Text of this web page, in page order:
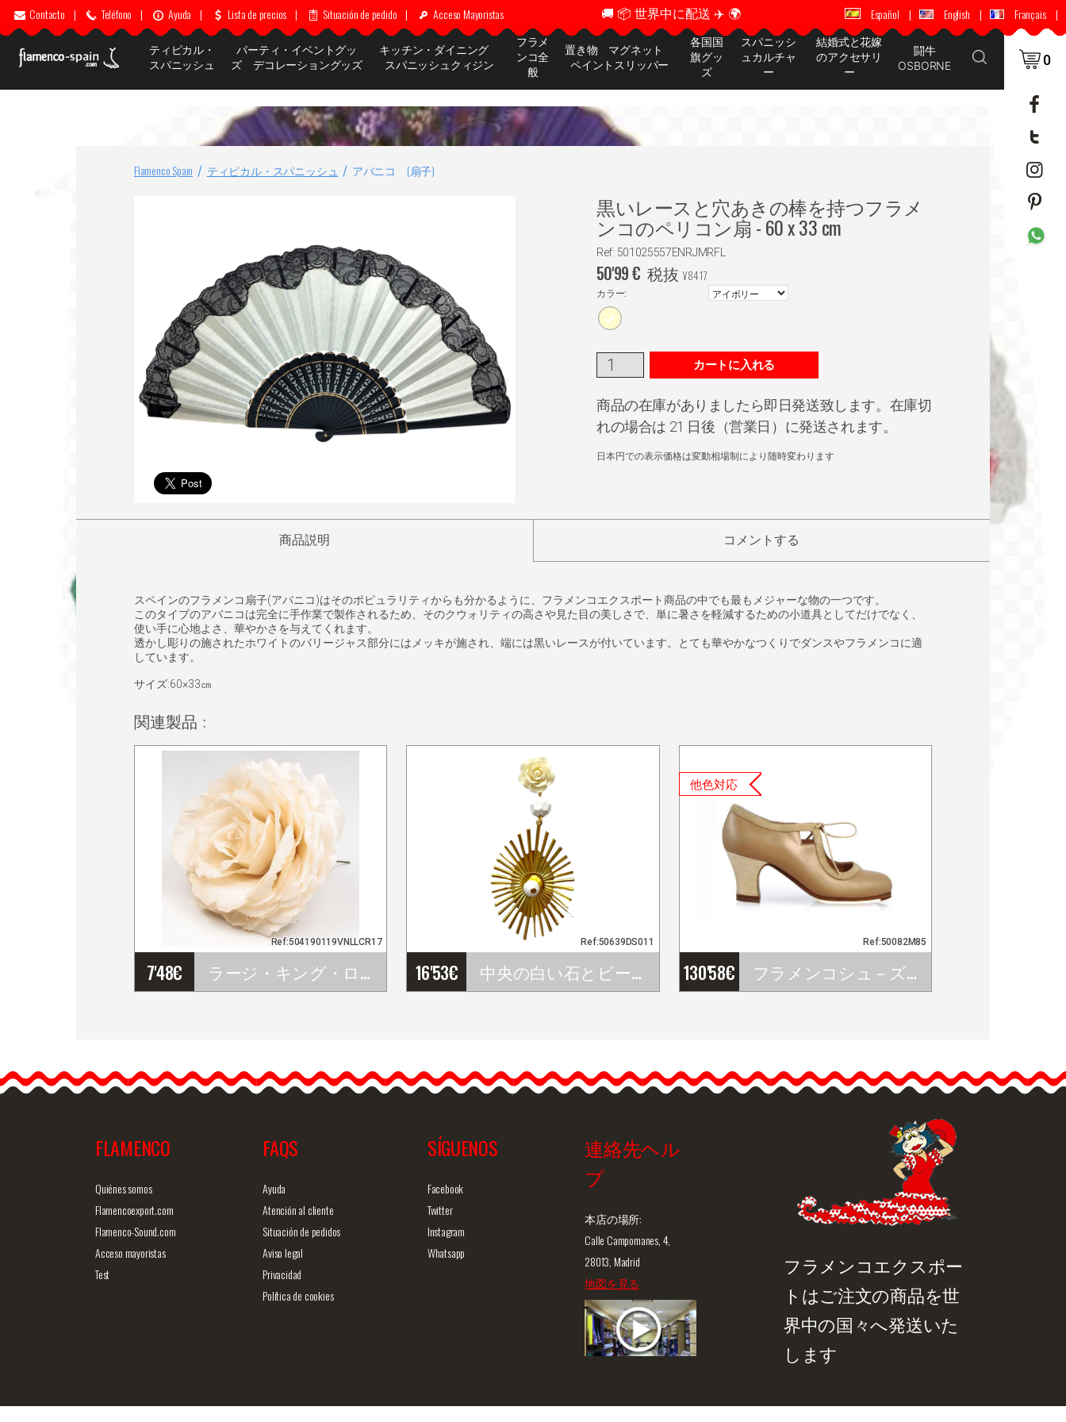
Contacto | Teléfono | Ayuda | Lista de precios | Situación de pedido | Acceso Mayoristas 🚚 📦 世界中に配送 ✈️ 🌍 🚚 📦 世界中に配送 ✈️ 🌍
Español | English | Français |
ティピカル・
スパニッシュ
パーティ・イベントグッ
ズ デコレーショングッズ
キッチン・ダイニング
スパニッシュクィジン
フラメ
ンコ全
般
置き物 マグネット
ペイントスリッパー
各国国
旗グッ
ズ
スパニッシ
ュカルチャ
ー
結婚式と花嫁
のアクセサリ
ー
闘牛
OSBORNE
0
Flamenco Spain ティピカル・スパニッシュ アバニコ (扇子)
黒いレースと穴あきの棒を持つフラメ
ンコのペリコン扇 - 60 x 33 cm
Ref: 501025557ENRJMRFL
50'99€ 税抜 ¥8417
カラー:
カートに入れる
商品の在庫がありましたら即日発送致します。在庫切
れの場合は 21 日後（営業日）に発送されます。
日本円での表示価格は変動相場制により随時変わります
商品説明 コメントする
スペインのフラメンコ扇子(アバニコ)はそのポピュラリティからも分かるように、フラメンコエクスポート商品の中でも最もメジャーな物の一つです。
このタイプのアバニコは完全に手作業で製作されるため、そのクウォリティの高さや見た目の美しさで、単に暑さを軽減するための小道具としてだけでなく、
使い手に心地よさ、華やかさを与えてくれます。
透かし彫りの施されたホワイトのバリージャス部分にはメッキが施され、端には黒いレースが付いています。とても華やかなつくりでダンスやフラメンコに適
しています。
サイズ:60×33㎝
関連製品 :
7'48€ ラージ・キング・ローズ バニラフラミンゴの花。17cm
Ref:504190119VNLLCR17
16'53€ 中央の白い石とビーズ付きの金色フラメンコイヤリング。エレガントなフラメンコアクセサリー
Ref:50639DS011
クイックビュー
他色対応
130'58€ フラメンコシュ－ズ Begoña Cervera. モデル Romance
Ref:50082M85
クイックビュー
FLAMENCO
Quiénes somos
Flamencoexport.com
Flamenco-Sound.com
Acceso mayoristas
Test
FAQS
Ayuda
Atención al cliente
Situación de pedidos
Aviso legal
Privacidad
Política de cookies
SÍGUENOS
Facebook
Twitter
Instagram
Whatsapp
連絡先ヘル
プ
本店の場所:
Calle Campomanes, 4,
28013, Madrid
地図を見る
フラメンコエクスポー
トはご注文の商品を世
界中の国々へ発送いた
します